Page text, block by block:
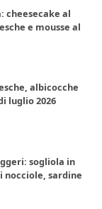
cheesecake al
e mousse al
albicocche
luglio 2026
sogliola in
sardine